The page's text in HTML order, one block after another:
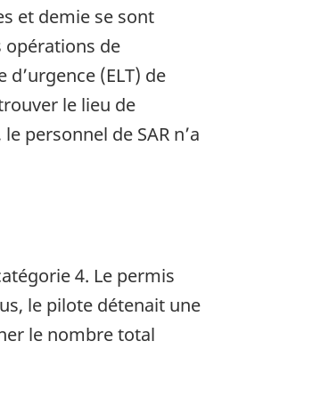
et demie se sont
opérations de
(ELT) de
le lieu de
personnel de SAR n’a
4. Le permis
le pilote détenait une
le nombre total